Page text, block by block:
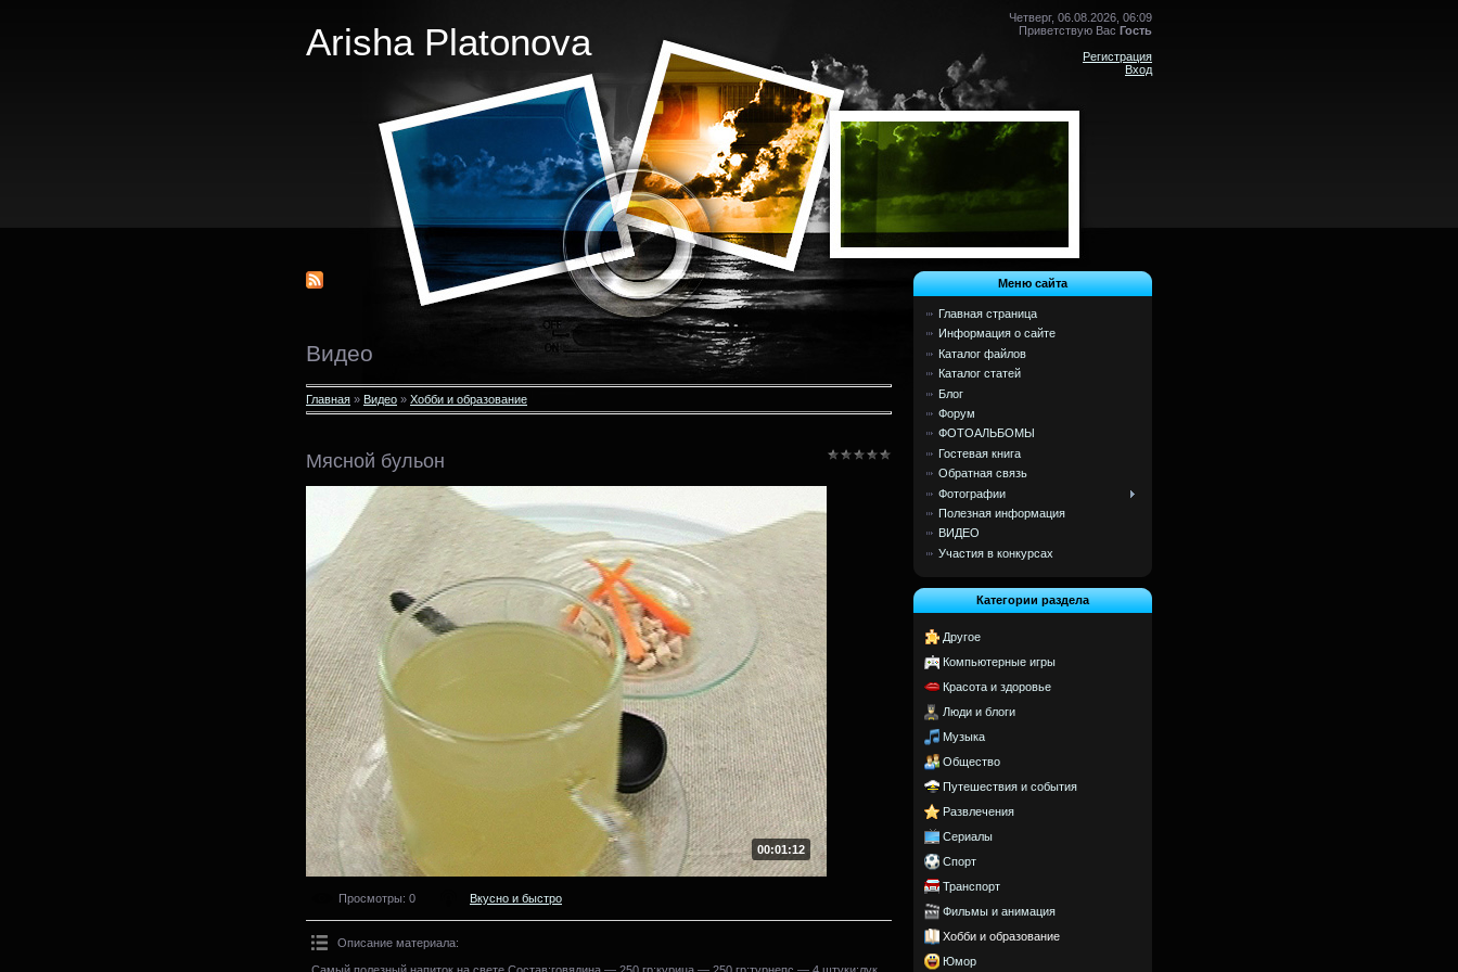
Arisha Platonova
Четверг, 06.08.2026, 06:09
Приветствую Вас Гость
Регистрация
Вход
Видео
Главная » Видео » Хобби и образование
Мясной бульон
00:01:12
Просмотры: 0 Вкусно и быстро
Описание материала:
Самый полезный напиток на свете.Состав:говядина — 250 гр;курица — 250 гр;турнепс — 4 штуки;лук
Меню сайта
Главная страница
Информация о сайте
Каталог файлов
Каталог статей
Блог
Форум
ФОТОАЛЬБОМЫ
Гостевая книга
Обратная связь
Фотографии
Полезная информация
ВИДЕО
Участия в конкурсах
Категории раздела
Другое
Компьютерные игры
Красота и здоровье
Люди и блоги
Музыка
Общество
Путешествия и события
Развлечения
Сериалы
Спорт
Транспорт
Фильмы и анимация
Хобби и образование
Юмор